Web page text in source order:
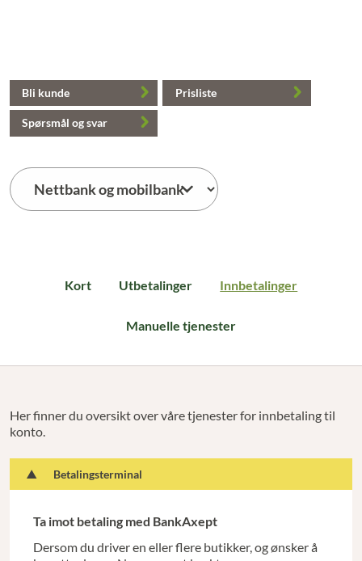
Bli kunde Prisliste
Spørsmål og svar
Kort Utbetalinger Innbetalinger
Manuelle tjenester
Her finner du oversikt over våre tjenester for innbetaling til
konto.
Betalingsterminal
Ta imot betaling med BankAxept
Dersom du driver en eller flere butikker, og ønsker å